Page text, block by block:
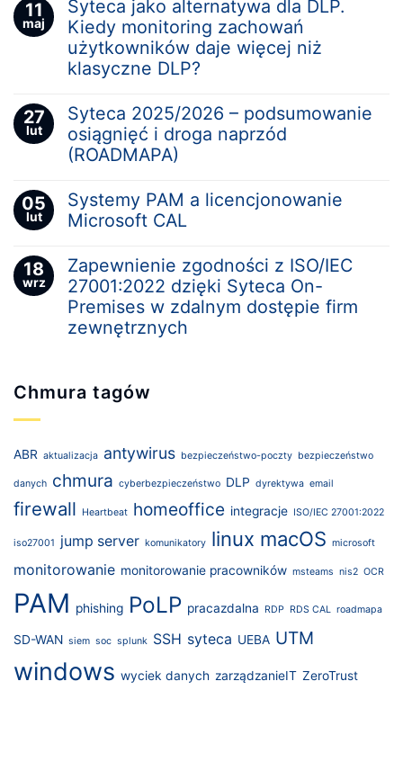
11
maj
Syteca jako alternatywa dla DLP.
Kiedy monitoring zachowań
użytkowników daje więcej niż
klasyczne DLP?
27
lut
Syteca 2025/2026 – podsumowanie
osiągnięć i droga naprzód
(ROADMAPA)
05
lut
Systemy PAM a licencjonowanie
Microsoft CAL
18
wrz
Zapewnienie zgodności z ISO/IEC
27001:2022 dzięki Syteca On-
Premises w zdalnym dostępie firm
zewnętrznych
Chmura tagów
ABR aktualizacja antywirus bezpieczeństwo-poczty bezpieczeństwo
danych chmura cyberbezpieczeństwo DLP dyrektywa email
firewall Heartbeat homeoffice integracje ISO/IEC 27001:2022
iso27001 jump server komunikatory linux macOS microsoft
monitorowanie monitorowanie pracowników msteams nis2 OCR
PAM phishing PoLP pracazdalna RDP RDS CAL roadmapa
SD-WAN siem soc splunk SSH syteca UEBA UTM
windows wyciek danych zarządzanieIT ZeroTrust